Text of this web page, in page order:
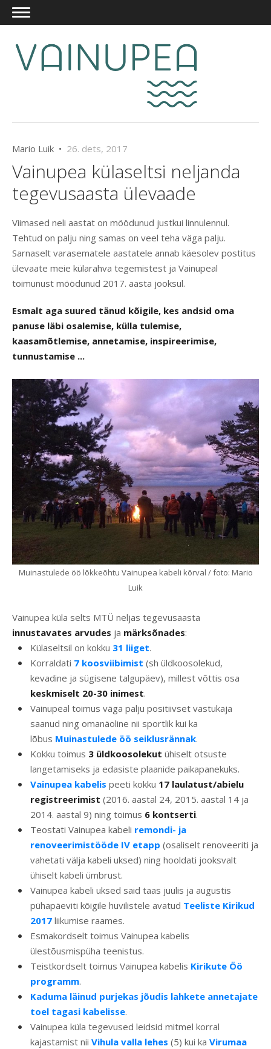
Mario Luik • 26. dets, 2017
Vainupea külaseltsi neljanda
tegevusaasta ülevaade
Viimased neli aastat on möödunud justkui linnulennul.
Tehtud on palju ning samas on veel teha väga palju.
Sarnaselt varasematele aastatele annab käesolev postitus
ülevaate meie külarahva tegemistest ja Vainupeal
toimunust möödunud 2017. aasta jooksul.
Esmalt aga suured tänud kõigile, kes andsid oma
panuse läbi osalemise, külla tulemise,
kaasamõtlemise, annetamise, inspireerimise,
tunnustamise ...
Muinastulede öö lõkkeõhtu Vainupea kabeli kõrval / foto: Mario
Luik
Vainupea küla selts MTÜ neljas tegevusaasta
innustavates arvudes ja märksõnades:
Külaseltsil on kokku 31 liiget.
Korraldati 7 koosviibimist (sh üldkoosolekud,
kevadine ja sügisene talgupäev), millest võttis osa
keskmiselt 20-30 inimest.
Vainupeal toimus väga palju positiivset vastukaja
saanud ning omanäoline nii sportlik kui ka
lõbus Muinastulede öö seiklusrännak.
Kokku toimus 3 üldkoosolekut ühiselt otsuste
langetamiseks ja edasiste plaanide paikapanekuks.
Vainupea kabelis peeti kokku 17 laulatust/abielu
registreerimist (2016. aastal 24, 2015. aastal 14 ja
2014. aastal 9) ning toimus 6 kontserti.
Teostati Vainupea kabeli remondi- ja
renoveerimistööde IV etapp (osaliselt renoveeriti ja
vahetati välja kabeli uksed) ning hooldati jooksvalt
ühiselt kabeli ümbrust.
Vainupea kabeli uksed said taas juulis ja augustis
pühapäeviti kõigile huvilistele avatud Teeliste Kirikud
2017 liikumise raames.
Esmakordselt toimus Vainupea kabelis
ülestõusmispüha teenistus.
Teistkordselt toimus Vainupea kabelis Kirikute Öö
programm.
Kaduma läinud purjekas jõudis lahkete annetajate
toel tagasi kabelisse.
Vainupea küla tegevused leidsid mitmel korral
kajastamist nii Vihula valla lehes (5) kui ka Virumaa